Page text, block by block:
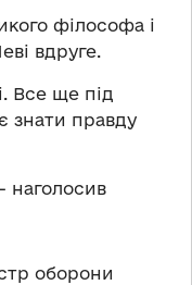
філософа і
вдруге.
Все ще під
знати правду
наголосив
оборони